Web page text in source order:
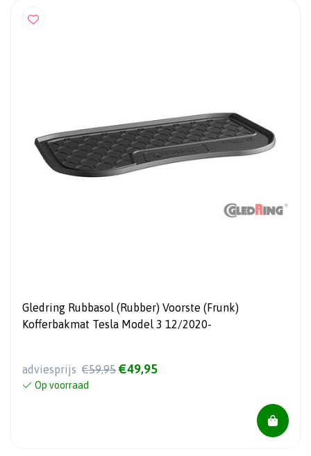
Gledring Rubbasol (Rubber) Voorste (Frunk)
Kofferbakmat Tesla Model 3 12/2020-
adviesprijs €59,95 €49,95
Op voorraad